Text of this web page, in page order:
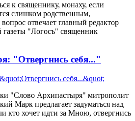
к священнику, монаху, если
слишком родственным,
отвечает главный редактор
газеты "Логосъ" священник
"Отвергнись себя..."
"Слово Архипастыря" митрополит
Марк предлагает задуматься над
кто хочет идти за Мною, отвергнись